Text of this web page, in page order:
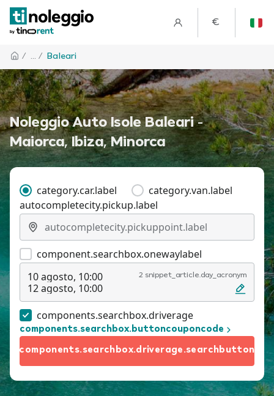
€
/ ... / Baleari
Noleggio Auto Isole Baleari -
Maiorca, Ibiza, Minorca
category.car.label
category.van.label
autocompletecity.pickup.label
component.searchbox.onewaylabel
10 agosto, 10:00
12 agosto, 10:00
2 snippet_article.day_acronym
components.searchbox.driverage
components.searchbox.buttoncouponcode
components.searchbox.driverage.searchbutton